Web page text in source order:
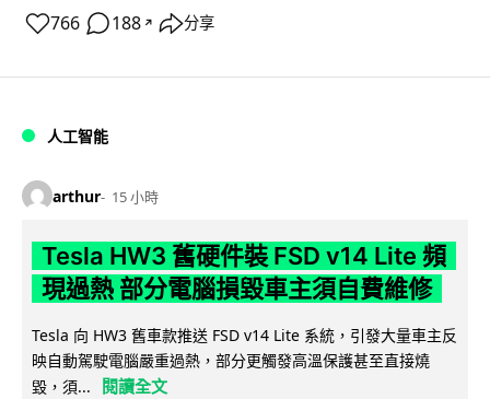
766 188 ↗ 分享
人工智能
arthur 15 小時
Tesla HW3 舊硬件裝 FSD v14 Lite 頻
現過熱 部分電腦損毀車主須自費維修
Tesla 向 HW3 舊車款推送 FSD v14 Lite 系統，引發大量車主反
映自動駕駛電腦嚴重過熱，部分更觸發高溫保護甚至直接燒
毀，須...
閱讀全文